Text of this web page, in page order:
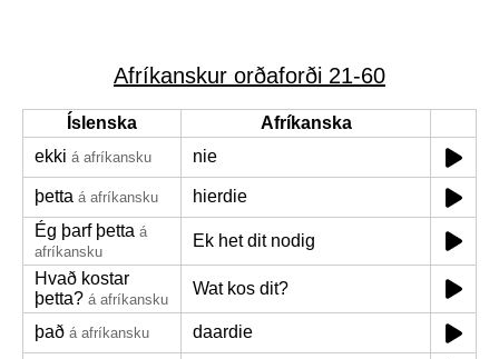
Afríkanskur orðaforði 21-60
Íslenska
Afríkanska
ekki á afríkansku nie
þetta á afríkansku
hierdie
Ég þarf þetta á
afríkansku
Ek het dit nodig
Hvað kostar
þetta? á afríkansku
Wat kos dit?
það á afríkansku daardie